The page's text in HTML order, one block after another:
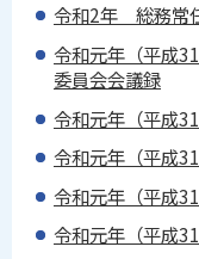
令和2年 総務常
令和元年（平成
委員会会議録
令和元年（平成
令和元年（平成
令和元年（平成
令和元年（平成